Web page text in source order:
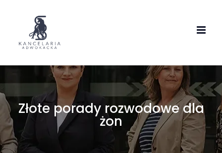
content
Złote porady rozwodowe dla
żon